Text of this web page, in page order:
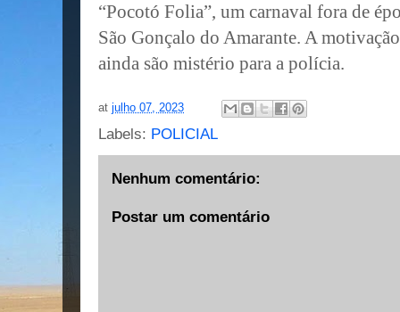
“Pocotó Folia”, um carnaval fora de
São Gonçalo do Amarante. A
ainda são mistério para a polícia.
at julho 07, 2023
Labels: POLICIAL
Nenhum comentário:
Postar um comentário